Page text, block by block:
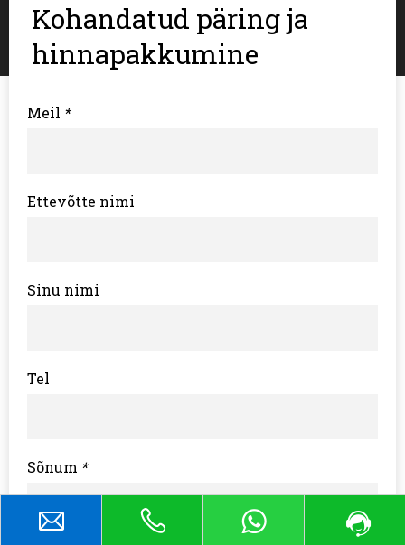
Kohandatud päring ja
hinnapakkumine
*
Meil
Ettevõtte nimi
Sinu nimi
Tel
*
Sõnum